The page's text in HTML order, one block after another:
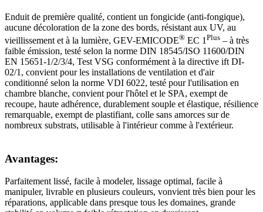
Enduit de première qualité, contient un fongicide (anti-fongique),
aucune décoloration de la zone des bords, résistant aux UV, au
vieillissement et à la lumière, GEV-EMICODE® EC 1 Plus – à très
faible émission, testé selon la norme DIN 18545/ISO 11600/DIN
EN 15651-1/2/3/4, Test VSG conformément à la directive ift DI-
02/1, convient pour les installations de ventilation et d'air
conditionné selon la norme VDI 6022, testé pour l'utilisation en
chambre blanche, convient pour l'hôtel et le SPA, exempt de
recoupe, haute adhérence, durablement souple et élastique, résilience
remarquable, exempt de plastifiant, colle sans amorces sur de
nombreux substrats, utilisable à l'intérieur comme à l'extérieur.
Avantages:
Parfaitement lissé, facile à modeler, lissage optimal, facile à
manipuler, livrable en plusieurs couleurs, vonvient très bien pour les
réparations, applicable dans presque tous les domaines, grande